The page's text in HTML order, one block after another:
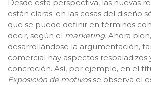
Desde esta perspectiva, las nuevas
están claras: en las cosas del diseño
que se puede definir en términos
decir, según el marketing. Ahora
desarrollándose la argumentación,
comercial hay aspectos resbaladizos
concreción. Así, por ejemplo, en el
Exposición de motivos se observa el